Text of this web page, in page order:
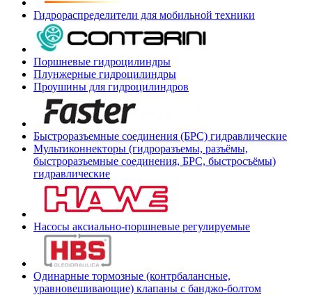
Гидрораспределители для мобильной техники
Поршневые гидроцилиндры
Плунжерные гидроцилиндры
Проушины для гидроцилиндров
Быстроразъемные соединения (БРС) гидравлические
Мультиконнекторы (гидроразъемы, разъёмы,
быстроразъемные соединения, БРС, быстросъёмы)
гидравлические
Насосы аксиально-поршневые регулируемые
Одинарные тормозные (контрбалансные,
уравновешивающие) клапаны с банджо-болтом